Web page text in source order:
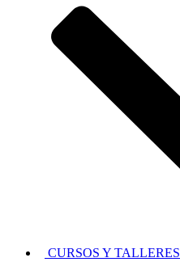
CURSOS Y TALLERES